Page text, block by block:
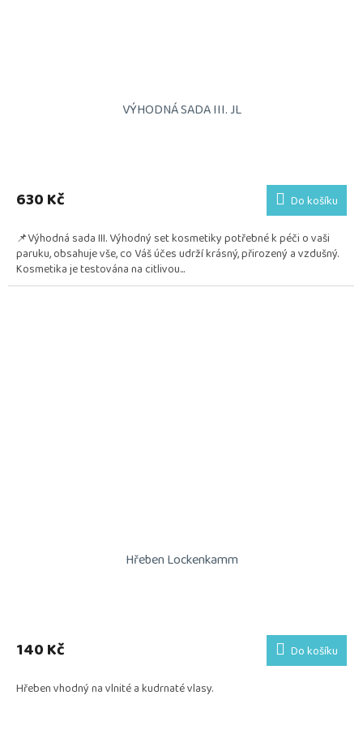
VÝHODNÁ SADA III. JL
produktu
je
z
5
hvězdiček.
630 Kč Do košíku
📌Výhodná sada III. Výhodný set kosmetiky potřebné k péči o vaši
paruku, obsahuje vše, co Váš účes udrží krásný, přirozený a vzdušný.
Kosmetika je testována na citlivou...
Hřeben Lockenkamm
140 Kč Do košíku
Hřeben vhodný na vlnité a kudrnaté vlasy.